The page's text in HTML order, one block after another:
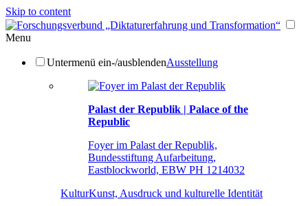
Skip to content
Menu
Untermenü ein-/ausblendenAusstellung
Palast der Republik | Palace of the
Republic
Foyer im Palast der Republik,
Bundesstiftung Aufarbeitung,
Eastblockworld, EBW PH 1214032
KulturKunst, Ausdruck und kulturelle Identität